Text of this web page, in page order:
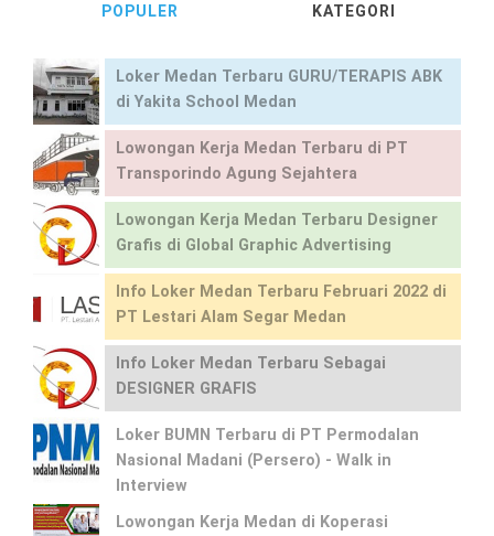
POPULER KATEGORI
Loker Medan Terbaru GURU/TERAPIS ABK
di Yakita School Medan
Lowongan Kerja Medan Terbaru di PT
Transporindo Agung Sejahtera
Lowongan Kerja Medan Terbaru Designer
Grafis di Global Graphic Advertising
Info Loker Medan Terbaru Februari 2022 di
PT Lestari Alam Segar Medan
Info Loker Medan Terbaru Sebagai
DESIGNER GRAFIS
Loker BUMN Terbaru di PT Permodalan
Nasional Madani (Persero) - Walk in
Interview
Lowongan Kerja Medan di Koperasi